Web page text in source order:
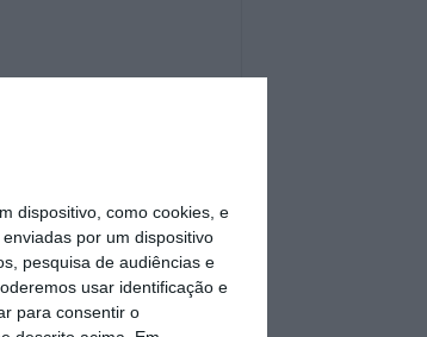
dispositivo, como cookies, e
por um dispositivo
pesquisa de audiências e
usar identificação e
para consentir o
https://eco.sapo.pt/opiniao/o-governo-entrou-com-o-pe-esquerdo/ Copiar